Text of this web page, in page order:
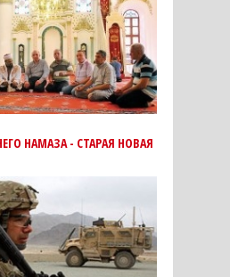
НАМАЗА - СТАРАЯ НОВАЯ